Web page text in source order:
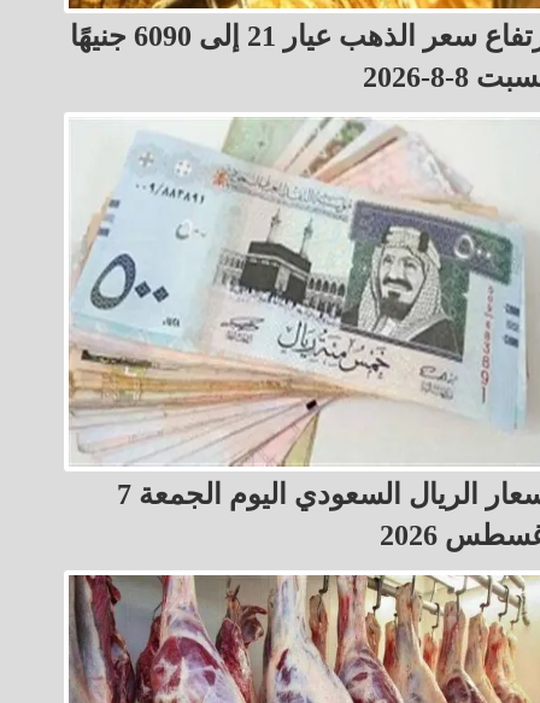
ارتفاع سعر الذهب عيار 21 إلى 6090 جنيهًا
8-8-2026
أسعار الريال السعودي اليوم الجمعة 7
2026